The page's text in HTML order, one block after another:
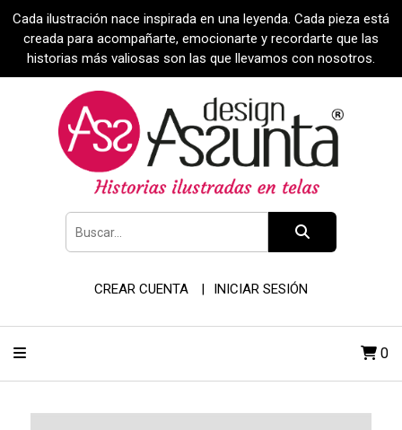
Cada ilustración nace inspirada en una leyenda. Cada pieza está
creada para acompañarte, emocionarte y recordarte que las
historias más valiosas son las que llevamos con nosotros.
CREAR CUENTA INICIAR SESIÓN
0